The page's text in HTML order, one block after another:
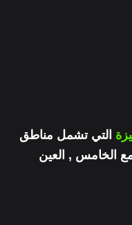
التي تشمل مناطق
الخامس , العين